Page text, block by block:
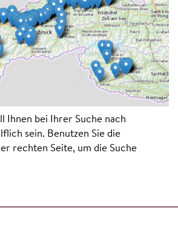
Ihnen bei Ihrer Suche nach
sein. Benutzen Sie die
rechten Seite, um die Suche